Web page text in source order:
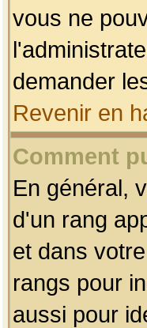
vous ne
demander
Revenir en
Comment
En général,
d'un rang
et dans
rangs pour
aussi pour